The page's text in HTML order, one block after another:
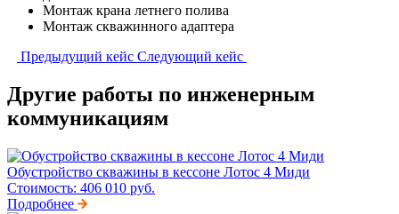
Монтаж крана летнего полива
Монтаж скважинного адаптера
Предыдущий кейс Следующий кейс
Другие работы по инженерным
коммуникациям
Обустройство скважины в кессоне Лотос 4 Миди
Стоимость: 406 010 руб.
Подробнее